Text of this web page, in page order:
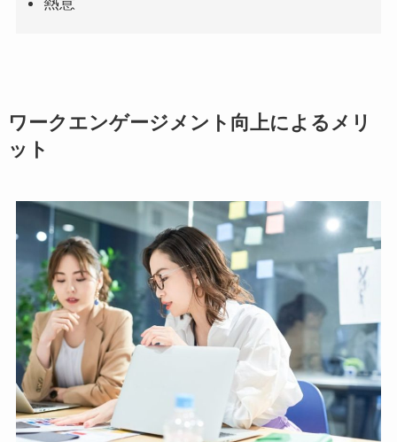
ワークエンゲージメント向上によるメリ
ット